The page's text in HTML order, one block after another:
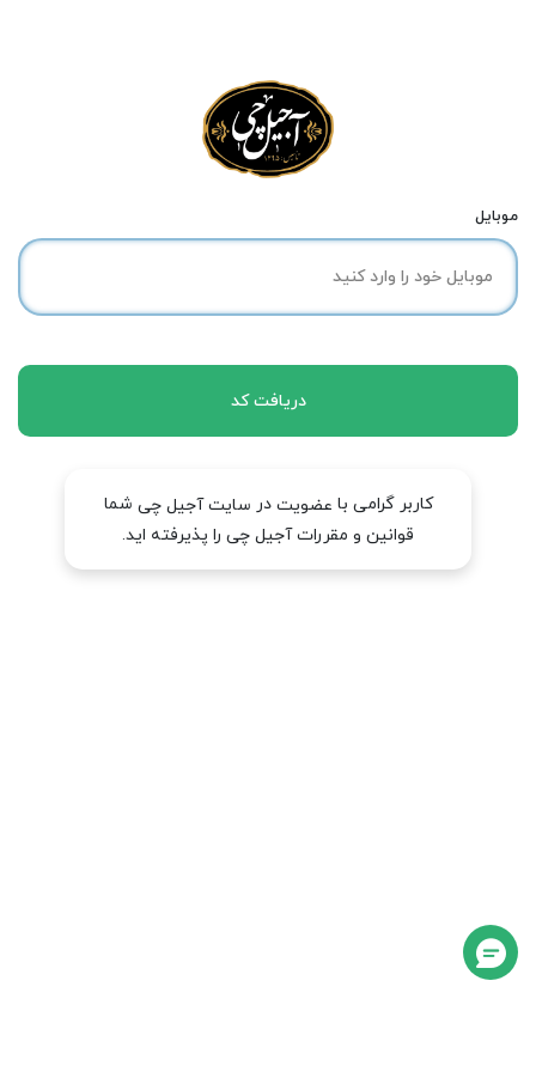
موبایل
دریافت کد
کاربر گرامی با عضویت در سایت آجیل چی شما
قوانین و مقررات آجیل چی را پذیرفته اید.